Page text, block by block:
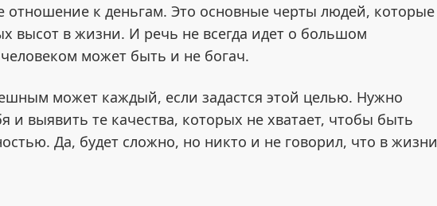
отношение к деньгам. Это основные черты людей, которые
высот в жизни. И речь не всегда идет о большом
может быть и не богач.
может каждый, если задастся этой целью. Нужно
и выявить те качества, которых не хватает, чтобы быть
Да, будет сложно, но никто и не говорил, что в жизни